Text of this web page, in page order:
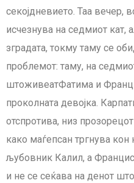
секојдневието. Таа вечер,
исчезнува на седмиот кат,
зградата, токму таму се
проблемот: таму, на
штоживеатФатима и
проколната девојка.
отспротива, низ
како маѓепсан тргнува кон
љубовник Калил, а
и не се сеќава на денот